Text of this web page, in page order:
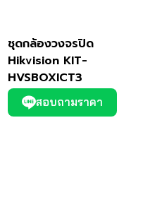
ชุดกล้องวงจรปิด
Hikvision KIT-
HVSBOXICT3
สอบถามราคา